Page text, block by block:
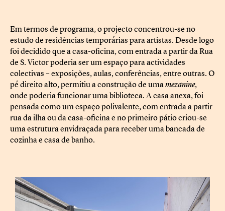
Em termos de programa, o projecto concentrou-se no
estudo de residências temporárias para artistas. Desde logo
foi decidido que a casa-oficina, com entrada a partir da Rua
de S. Victor poderia ser um espaço para actividades
colectivas – exposições, aulas, conferências, entre outras. O
pé direito alto, permitiu a construção de umamezanine,
onde poderia funcionar uma biblioteca. A casa anexa, foi
pensada como um espaço polivalente, com entrada a partir
rua da ilha ou da casa-oficina e no primeiro pátio criou-se
uma estrutura envidraçada para receber uma bancada de
cozinha e casa de banho.